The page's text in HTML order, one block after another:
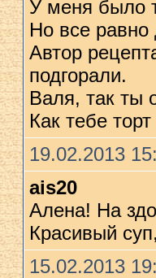
У меня было
Но все равно
Автор
подгорали.
Валя, так ты
Как тебе
19.02.2013
ais20
Алена! На
Красивый
15.02.2013